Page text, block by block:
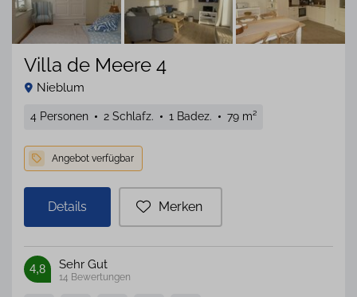
willkommen
Eingezäuntes
Grundstück
Parkplatz
zum
Villa de Meere 4
Nieblum
4 Personen 2 Schlafz. 1 Badez. 79 m²
Details Merken
14 Bewertungen
4,8 Sehr Gut